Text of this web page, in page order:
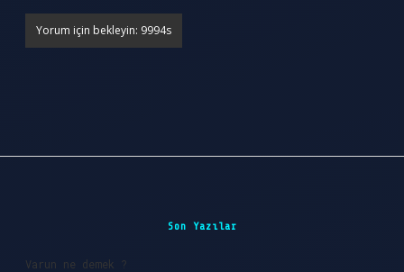
Son Yazılar
Varun ne demek ?